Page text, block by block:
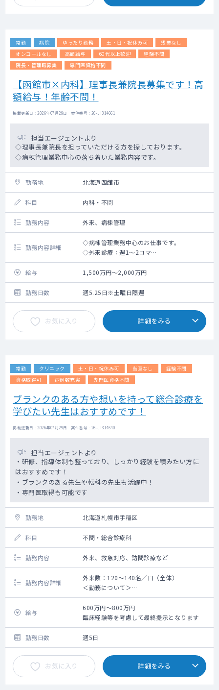
常勤 病院 ゆったり勤務 土・日・祝休み可
残業なし
オンコールなし
高額給与 60代以上歓迎
経験不問
院長・管理職募集
専門医資格不問
【函館市×内科】理事長兼院長募集です！高
額給与！年齢不問！
掲載更新日 : 2026年07月29日 案件番号 : 26-JI314661
担当エージェントより
◇理事長兼院長を担っていただける方を探しております。
◇病棟管理業務中心の落ち着いた業務内容です。
勤務地 北海道函館市
科目 内科・不問
勤務内容 外来、病棟管理
勤務内容詳細
◇病棟管理業務中心のお仕事です。
◇外来診療：週1～2コマ
◇病棟管理：40床（主治医制）
⇒病床：療養病棟および、緩和ケア病棟
⇒介護医療院：52床
◇当直回数：月8回程度
給与 1,500万円～2,000万円
勤務日数 週5.25日※土曜日隔週
お気に入り 詳細をみる
常勤 クリニック 土・日・祝休み可 当直なし
経験不問
資格取得可
症例数充実 専門医資格不問
ブランクのある方や想いを持って総合診療を
学びたい先生はおすすめです！
掲載更新日 : 2026年07月29日 案件番号 : 26-JI314640
担当エージェントより
・研修、指導体制も整っており、しっかり経験を積みたい方に
はおすすめです！
・ブランクのある先生や転科の先生も活躍中！
・専門医取得も可能です
勤務地 北海道札幌市手稲区
科目 不問・総合診療科
勤務内容 外来、救急対応、訪問診療など
勤務内容詳細
外来数：120～140名／日（全体）
＜勤務について＞
・外来：週3コマ程度を担当していただきます
（予約制）。
小児から高齢の方まで、簡単な皮膚
疾患や慢性的な整形疾患も含まれます。
・訪問：週2～3日程度、居宅・施設への訪問
診療業務を担当していただきます。
がんや認知症、臓器不全、神経難病
の方などもおり、緩和ケアを学ぶことも可能
です。
年間約150件の看取り対応も行って
給与
600万円～800万円
臨床経験等を考慮して最終提示となります
勤務日数 週5日
お気に入り 詳細をみる